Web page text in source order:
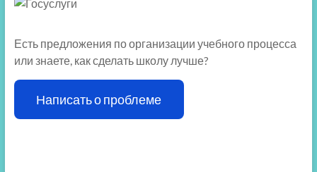
Есть предложения по организации учебного процесса
или знаете, как сделать школу лучше?
Написать о проблеме